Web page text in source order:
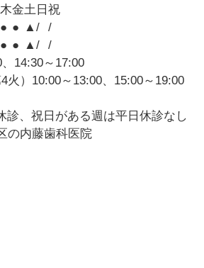
木金土 日 祝
● ● ▲/
/
● ● ▲/
/
14:30～17:00
）10:00～13:00、15:00～19:00
、祝日がある週は平日休診なし
の内藤歯科医院